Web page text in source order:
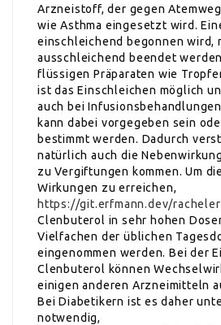
Arzneistoff, der gegen
wie Asthma eingesetzt wird.
einschleichend begonnen wird,
ausschleichend beendet
flüssigen Präparaten wie
ist das Einschleichen möglich
auch bei
kann dabei vorgegeben sein
bestimmt werden. Dadurch
natürlich auch die
zu Vergiftungen kommen. Um
Wirkungen zu erreichen,
https://git.erfmann.dev/
Clenbuterol in sehr hohen
Vielfachen der üblichen
eingenommen werden. Bei der
Clenbuterol können
einigen anderen Arzneimitteln
Bei Diabetikern ist es daher
notwendig,